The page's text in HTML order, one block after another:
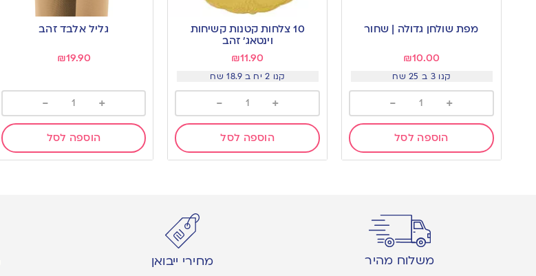
מפת שולחן גדולה | שחור
₪10.00
קנו 3 ב 25 שח
+
-
הוספה לסל
10 צלחות קטנות קשיחות
וינטאג׳ זהב
₪11.90
קנו 2 יח ב 18.9 שח
+
-
הוספה לסל
גליל אלבד זהב
₪19.90
+
-
הוספה לסל
משלוח מהיר מחירי ייבואן